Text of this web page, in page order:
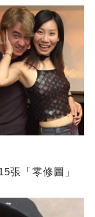
張「零修圖」